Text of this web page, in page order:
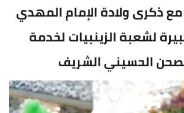
مع ذكرى ولادة الإمام المهدي
لشعبة الزينبيات لخدمة
الحسيني الشريف